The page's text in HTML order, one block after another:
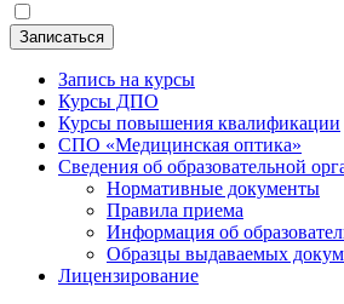
Записаться
Запись на курсы
Курсы ДПО
Курсы повышения квалификации
СПО «Медицинская оптика»
Сведения об образовательной
Нормативные документы
Правила приема
Информация об
Образцы выдаваемых
Лицензирование